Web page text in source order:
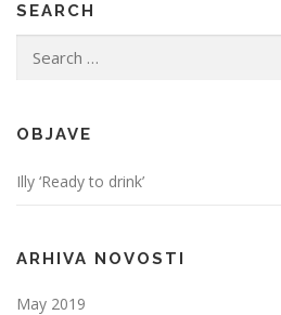
SEARCH
for:
OBJAVE
Illy ‘Ready to drink’
ARHIVA NOVOSTI
May 2019